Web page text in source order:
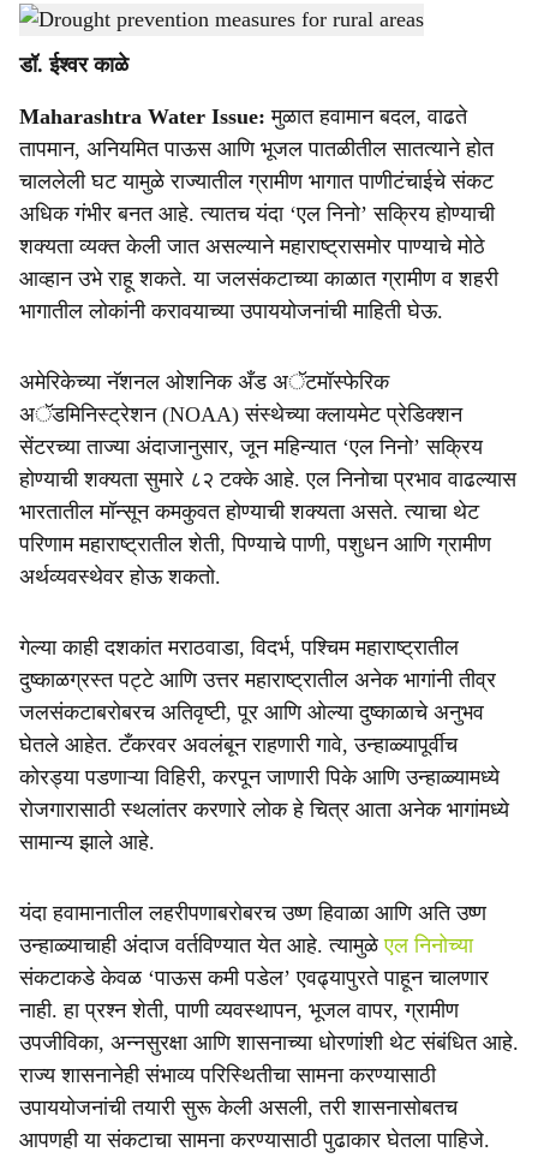
r
e
Drought prevention measures for rural areas-Agrowon
डॉ. ईश्‍वर काळे
Maharashtra Water Issue: मुळात हवामान बदल, वाढते
तापमान, अनियमित पाऊस आणि भूजल पातळीतील सातत्याने होत
चाललेली घट यामुळे राज्यातील ग्रामीण भागात पाणीटंचाईचे संकट
अधिक गंभीर बनत आहे. त्यातच यंदा ‘एल निनो’ सक्रिय होण्याची
शक्यता व्यक्त केली जात असल्याने महाराष्ट्रासमोर पाण्याचे मोठे
आव्हान उभे राहू शकते. या जलसंकटाच्या काळात ग्रामीण व शहरी
भागातील लोकांनी करावयाच्या उपाययोजनांची माहिती घेऊ.
अमेरिकेच्या नॅशनल ओशनिक अँड अॅटमॉस्फेरिक
अॅडमिनिस्ट्रेशन (NOAA) संस्थेच्या क्लायमेट प्रेडिक्शन
सेंटरच्या ताज्या अंदाजानुसार, जून महिन्यात ‘एल निनो’ सक्रिय
होण्याची शक्यता सुमारे ८२ टक्के आहे. एल निनोचा प्रभाव वाढल्यास
भारतातील मॉन्सून कमकुवत होण्याची शक्यता असते. त्याचा थेट
परिणाम महाराष्ट्रातील शेती, पिण्याचे पाणी, पशुधन आणि ग्रामीण
अर्थव्यवस्थेवर होऊ शकतो.
गेल्या काही दशकांत मराठवाडा, विदर्भ, पश्चिम महाराष्ट्रातील
दुष्काळग्रस्त पट्टे आणि उत्तर महाराष्ट्रातील अनेक भागांनी तीव्र
जलसंकटाबरोबरच अतिवृष्टी, पूर आणि ओल्या दुष्काळाचे अनुभव
घेतले आहेत. टँकरवर अवलंबून राहणारी गावे, उन्हाळ्यापूर्वीच
कोरड्या पडणाऱ्या विहिरी, करपून जाणारी पिके आणि उन्हाळ्यामध्ये
रोजगारासाठी स्थलांतर करणारे लोक हे चित्र आता अनेक भागांमध्ये
सामान्य झाले आहे.
यंदा हवामानातील लहरीपणाबरोबरच उष्ण हिवाळा आणि अति उष्ण
उन्हाळ्याचाही अंदाज वर्तविण्यात येत आहे. त्यामुळेएल निनोच्या
संकटाकडे केवळ ‘पाऊस कमी पडेल’ एवढ्यापुरते पाहून चालणार
नाही. हा प्रश्न शेती, पाणी व्यवस्थापन, भूजल वापर, ग्रामीण
उपजीविका, अन्नसुरक्षा आणि शासनाच्या धोरणांशी थेट संबंधित आहे.
राज्य शासनानेही संभाव्य परिस्थितीचा सामना करण्यासाठी
उपाययोजनांची तयारी सुरू केली असली, तरी शासनासोबतच
आपणही या संकटाचा सामना करण्यासाठी पुढाकार घेतला पाहिजे.